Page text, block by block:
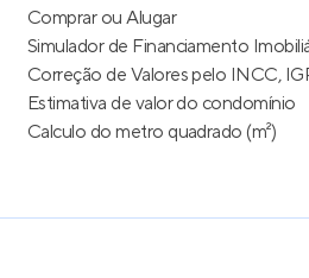
Comprar ou Alugar
Simulador de Financiamento
Correção de Valores pelo INCC,
Estimativa de valor do condomínio
Calculo do metro quadrado (m²)